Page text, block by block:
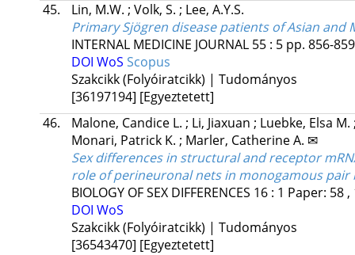
45.
Lin, M.W. ; Volk, S. ; Lee, A.Y.S.
Primary Sjögren disease patients of Asian
INTERNAL MEDICINE JOURNAL 55: 5 pp. 856-
DOI WoS Scopus
Szakcikk (Folyóiratcikk) | Tudományos
[36197194] [Egyeztetett]
46.
Malone, Candice L. ; Li, Jiaxuan ; Luebke, Elsa M.
Monari, Patrick K. ; Marler, Catherine A. ✉
Sex differences in structural and receptor
role of perineuronal nets in monogamous
BIOLOGY OF SEX DIFFERENCES 16: 1 Paper: 58
DOI WoS
Szakcikk (Folyóiratcikk) | Tudományos
[36543470] [Egyeztetett]